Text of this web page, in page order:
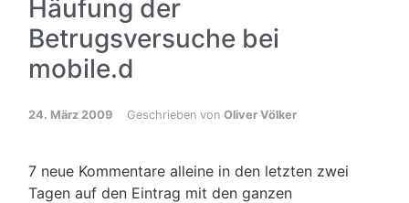
Häufung der
Betrugsversuche bei
mobile.d
24. März 2009 Geschrieben von Oliver Völker
7 neue Kommentare alleine in den letzten zwei
Tagen auf den Eintrag mit den ganzen